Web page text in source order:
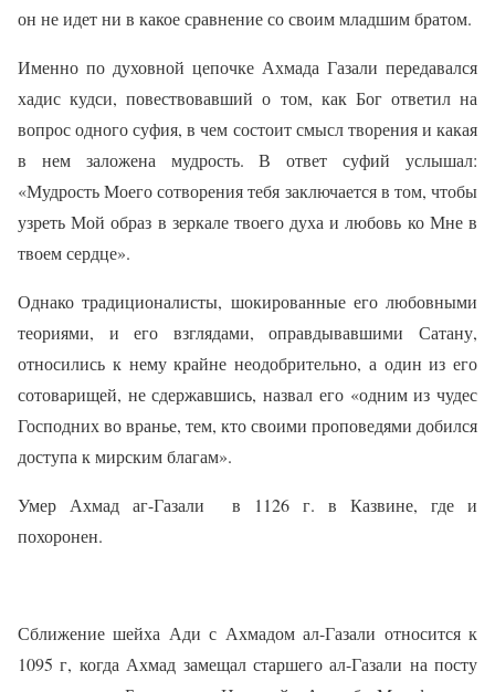
он не идет ни в какое сравнение со своим младшим братом.
Именно по духовной цепочке Ахмада Газали передавался
хадис кудси, повествовавший о том, как Бог ответил на
вопрос одного суфия, в чем состоит смысл творения и какая
в нем заложена мудрость. В ответ суфий услышал:
«Мудрость Моего сотворения тебя заключается в том, чтобы
узреть Мой образ в зеркале твоего духа и любовь ко Мне в
твоем сердце».
Однако традиционалисты, шокированные его любовными
теориями, и его взглядами, оправдывавшими Сатану,
относились к нему крайне неодобрительно, а один из его
сотоварищей, не сдержавшись, назвал его «одним из чудес
Господних во вранье, тем, кто своими проповедями добился
доступа к мирским благам».
Умер Ахмад аг-Газали
в 1126 г. в Казвине, где и
похоронен.
Сближение шейха Ади с Ахмадом ал-Газали относится к
1095 г, когда Ахмад замещал старшего ал-Газали на посту